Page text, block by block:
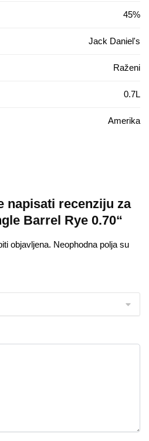
45%
Jack Daniel's
Raženi
0.7L
Amerika
napisati recenziju za
Barrel Rye 0.70“
objavljena. Neophodna polja su